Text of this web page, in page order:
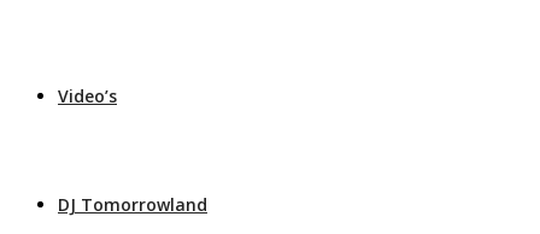
Video’s
DJ Tomorrowland